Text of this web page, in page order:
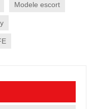
Modele escort